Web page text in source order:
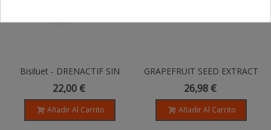
Bisiluet - DRENACTIF SIN
CAFEINA - 500 Ml
22,00 €
Añadir Al Carrito
GRAPEFRUIT SEED EXTRACT
(Extracto De Semilla De
Pomelo)
26,98 €
Añadir Al Carrito